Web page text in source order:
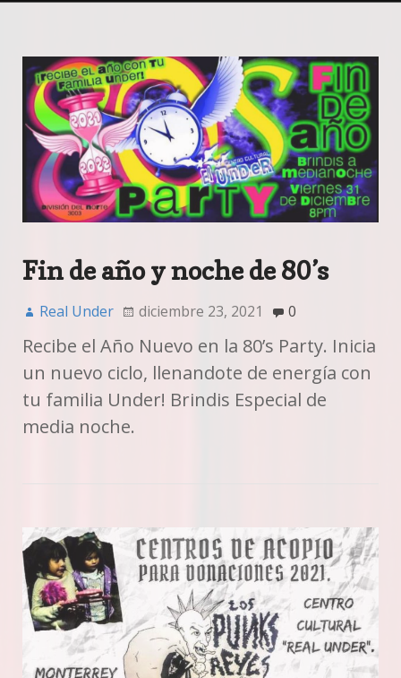
Fin de año y noche de 80’s
Real Under diciembre 23, 2021 0
Recibe el Año Nuevo en la 80’s Party. Inicia
un nuevo ciclo, llenandote de energía con
tu familia Under! Brindis Especial de
media noche.